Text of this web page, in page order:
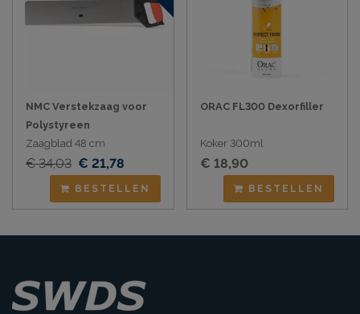
NMC Verstekzaag voor
Polystyreen
Zaagblad 48 cm
€ 34,03 € 21,78
BESTELLEN
ORAC FL300 Dexorfiller
Koker 300ml
€ 18,90
BESTELLEN